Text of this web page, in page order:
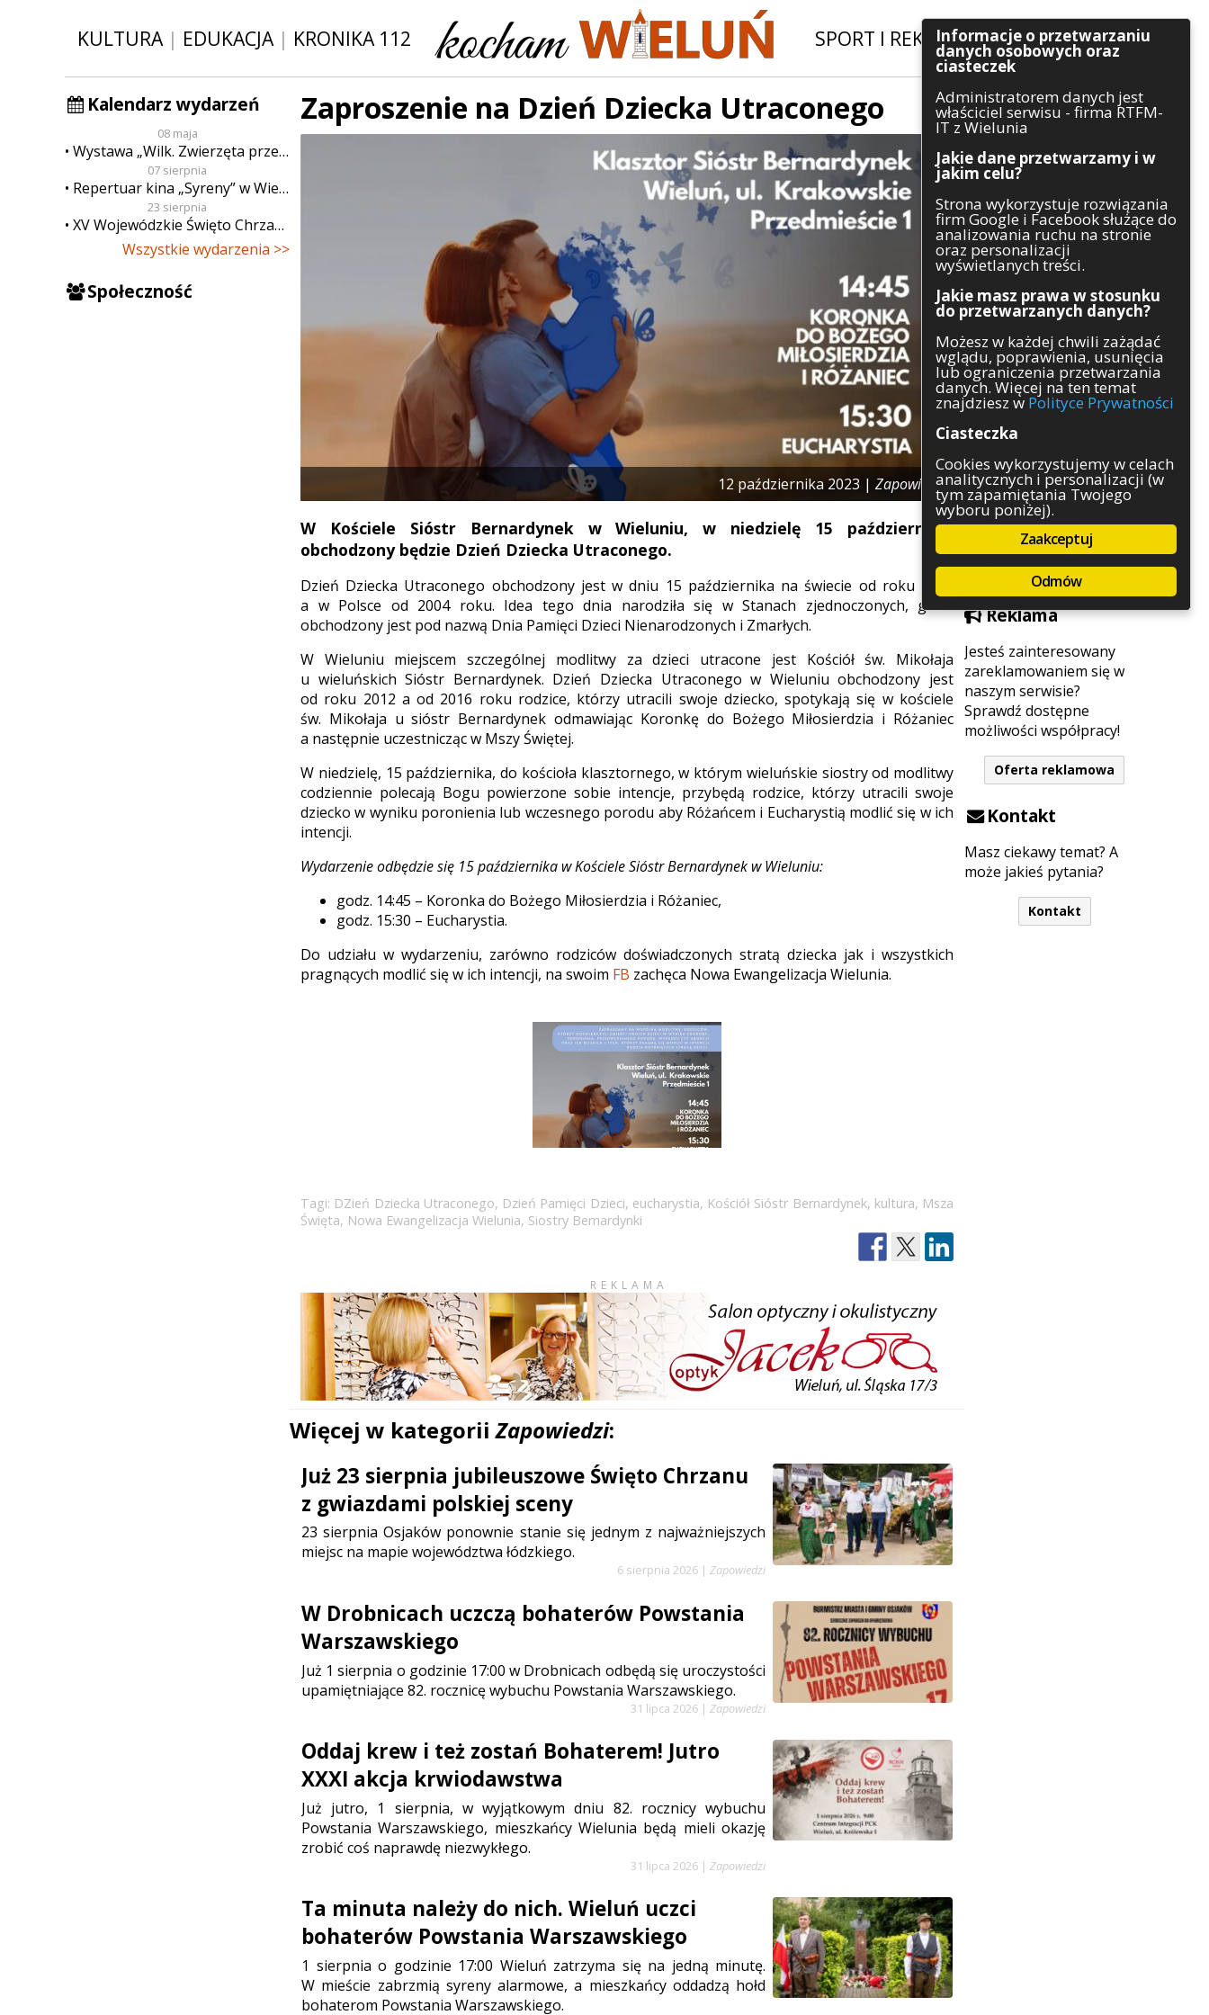
KULTURA| EDUKACJA| KRONIKA 112 SPORT I REKREACJA|INWESTYCJE
Kalendarz wydarzeń
08 maja
Wystawa „Wilk. Zwierzęta przeklęte”
07 sierpnia
Repertuar kina „Syreny” w Wieluniu w dn. od 7 do 13 sierpnia
23 sierpnia
XV Wojewódzkie Święto Chrzanu
Wszystkie wydarzenia >>
Społeczność
Szukaj
Kategorie
Architektura
Gospodarka
Handel
Komunikaty
Kultura
Polityka
Pozostałe
Psychologia
Rolnictwo
Służby
Sport
Środowisko
Szkolnictwo
Wydarzenia
Zapowiedzi
Zdrowie
Reklama
Jesteś zainteresowany
zareklamowaniem się w
naszym serwisie?
Sprawdź dostępne
możliwości współpracy!
Oferta reklamowa
Kontakt
Masz ciekawy temat? A
może jakieś pytania?
Kontakt
Zaproszenie na Dzień Dziecka Utraconego
12 października 2023 |Zapowiedzi
W Kościele Sióstr Bernardynek w Wieluniu, w niedzielę 15 października,
obchodzony będzie Dzień Dziecka Utraconego.
Dzień Dziecka Utraconego obchodzony jest w dniu 15 października na świecie od roku 1988
a w Polsce od 2004 roku. Idea tego dnia narodziła się w Stanach zjednoczonych, gdzie
obchodzony jest pod nazwą Dnia Pamięci Dzieci Nienarodzonych i Zmarłych.
W Wieluniu miejscem szczególnej modlitwy za dzieci utracone jest Kościół św. Mikołaja
u wieluńskich Sióstr Bernardynek. Dzień Dziecka Utraconego w Wieluniu obchodzony jest
od roku 2012 a od 2016 roku rodzice, którzy utracili swoje dziecko, spotykają się w kościele
św. Mikołaja u sióstr Bernardynek odmawiając Koronkę do Bożego Miłosierdzia i Różaniec
a następnie uczestnicząc w Mszy Świętej.
W niedzielę, 15 października, do kościoła klasztornego, w którym wieluńskie siostry od modlitwy
codziennie polecają Bogu powierzone sobie intencje, przybędą rodzice, którzy utracili swoje
dziecko w wyniku poronienia lub wczesnego porodu aby Różańcem i Eucharystią modlić się w ich
intencji.
Wydarzenie odbędzie się 15 października w Kościele Sióstr Bernardynek w Wieluniu:
godz. 14:45 – Koronka do Bożego Miłosierdzia i Różaniec,
godz. 15:30 – Eucharystia.
Do udziału w wydarzeniu, zarówno rodziców doświadczonych stratą dziecka jak i wszystkich
pragnących modlić się w ich intencji, na swoim FB zachęca Nowa Ewangelizacja Wielunia.
Tagi: DZień Dziecka Utraconego, Dzień Pamięci Dzieci, eucharystia, Kościół Sióstr Bernardynek, kultura, Msza
Święta, Nowa Ewangelizacja Wielunia, Siostry Bernardynki
REKLAMA
Więcej w kategoriiZapowiedzi:
Już 23 sierpnia jubileuszowe Święto Chrzanu
z gwiazdami polskiej sceny
23 sierpnia Osjaków ponownie stanie się jednym z najważniejszych
miejsc na mapie województwa łódzkiego.
6 sierpnia 2026 | Zapowiedzi
W Drobnicach uczczą bohaterów Powstania
Warszawskiego
Już 1 sierpnia o godzinie 17:00 w Drobnicach odbędą się uroczystości
upamiętniające 82. rocznicę wybuchu Powstania Warszawskiego.
31 lipca 2026 | Zapowiedzi
Oddaj krew i też zostań Bohaterem! Jutro
XXXI akcja krwiodawstwa
Już jutro, 1 sierpnia, w wyjątkowym dniu 82. rocznicy wybuchu
Powstania Warszawskiego, mieszkańcy Wielunia będą mieli okazję
zrobić coś naprawdę niezwykłego.
31 lipca 2026 | Zapowiedzi
Ta minuta należy do nich. Wieluń uczci
bohaterów Powstania Warszawskiego
1 sierpnia o godzinie 17:00 Wieluń zatrzyma się na jedną minutę.
W mieście zabrzmią syreny alarmowe, a mieszkańcy oddadzą hołd
bohaterom Powstania Warszawskiego.
Informacje o przetwarzaniu
danych osobowych oraz
ciasteczek
Administratorem danych jest
właściciel serwisu - firma RTFM-
IT z Wielunia
Jakie dane przetwarzamy i w
jakim celu?
Strona wykorzystuje rozwiązania
firm Google i Facebook służące do
analizowania ruchu na stronie
oraz personalizacji
wyświetlanych treści.
Jakie masz prawa w stosunku
do przetwarzanych danych?
Możesz w każdej chwili zażądać
wglądu, poprawienia, usunięcia
lub ograniczenia przetwarzania
danych. Więcej na ten temat
znajdziesz w Polityce Prywatności
Ciasteczka
Cookies wykorzystujemy w celach
analitycznych i personalizacji (w
tym zapamiętania Twojego
wyboru poniżej).
Zaakceptuj
Odmów